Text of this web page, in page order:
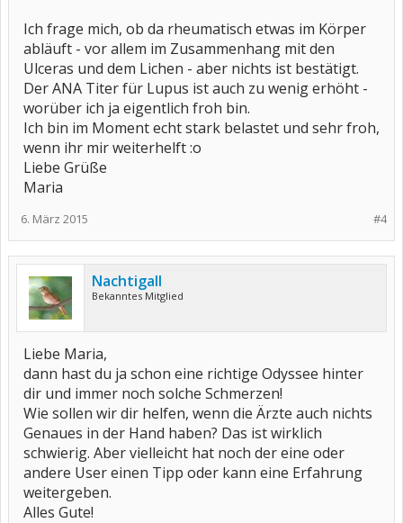
Ich frage mich, ob da rheumatisch etwas im Körper
abläuft - vor allem im Zusammenhang mit den
Ulceras und dem Lichen - aber nichts ist bestätigt.
Der ANA Titer für Lupus ist auch zu wenig erhöht -
worüber ich ja eigentlich froh bin.
Ich bin im Moment echt stark belastet und sehr froh,
wenn ihr mir weiterhelft :o
Liebe Grüße
Maria
#4
6. März 2015
Nachtigall
Bekanntes Mitglied
Liebe Maria,
dann hast du ja schon eine richtige Odyssee hinter
dir und immer noch solche Schmerzen!
Wie sollen wir dir helfen, wenn die Ärzte auch nichts
Genaues in der Hand haben? Das ist wirklich
schwierig. Aber vielleicht hat noch der eine oder
andere User einen Tipp oder kann eine Erfahrung
weitergeben.
Alles Gute!